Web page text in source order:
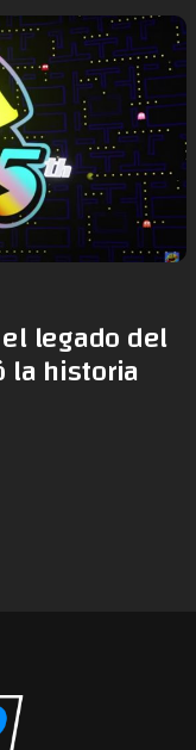
legado del
la historia